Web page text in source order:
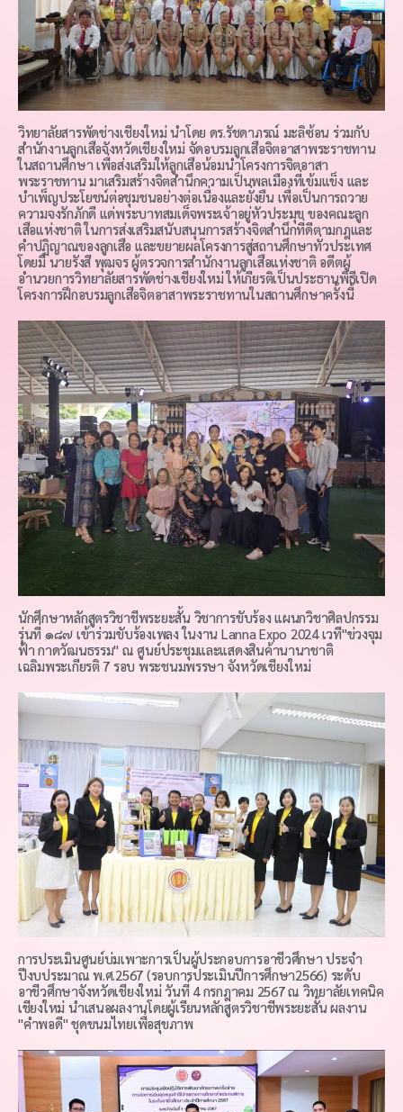
วิทยาลัยสารพัดช่างเชียงใหม่ นำโดย ดร.รัชดาภรณ์ มะลิซ้อน ร่วมกับ
สำนักงานลูกเสือจังหวัดเชียงใหม่ จัดอบรมลูกเสือจิตอาสาพระราชทาน
ในสถานศึกษา เพื่อส่งเสริมให้ลูกเสือน้อมนำโครงการจิตอาสา
พระราชทาน มาเสริมสร้างจิตสำนึกความเป็นพลเมืองที่เข้มแข็ง และ
บำเพ็ญประโยชน์ต่อชุมชนอย่างต่อเนื่องและยั่งยืน เพื่อเป็นการถวาย
ความจงรักภักดี แด่พระบาทสมเด็จพระเจ้าอยู่หัวประมุข ของคณะลูก
เสือแห่งชาติ ในการส่งเสริมสนับสนุนการสร้างจิตสำนึกที่ดีตามกฎและ
คำปฏิญาณของลูกเสือ และขยายผลโครงการสู่สถานศึกษาทั่วประเทศ
โดยมี นายรังสี พุฒจร ผู้ตรวจการสำนักงานลูกเสือแห่งชาติ อดีตผู้
อำนวยการวิทยาลัยสารพัดช่างเชียงใหม่ ให้เกียรติเป็นประธานพิธีเปิด
โครงการฝึกอบรมลูกเสือจิตอาสาพระราชทานในสถานศึกษาครั้งนี้
นักศึกษาหลักสูตรวิชาชีพระยะสั้น วิชาการขับร้อง แผนกวิชาศิลปกรรม
รุ่นที่ ๑๘๗ เข้าร่วมขับร้องเพลง ในงาน Lanna Expo 2024 เวที"ข่วงจุม
ฟ้า กาดวัฒนธรรม" ณ ศูนย์ประชุมและแสดงสินค้านานาชาติ
เฉลิมพระเกียรติ 7 รอบ พระชนมพรรษา จังหวัดเชียงใหม่
การประเมินศูนย์บ่มเพาะการเป็นผู้ประกอบการอาชีวศึกษา ประจำ
ปีงบประมาณ พ.ศ.2567 (รอบการประเมินปีการศึกษา2566) ระดับ
อาชีวศึกษาจังหวัดเชียงใหม่ วันที่ 4 กรกฎาคม 2567 ณ วิทยาลัยเทคนิค
เชียงใหม่ นำเสนอผลงานโดยผู้เรียนหลักสูตรวิชาชีพระยะสั้น ผลงาน
"คำพอดี" ชุดขนมไทยเพื่อสุขภาพ